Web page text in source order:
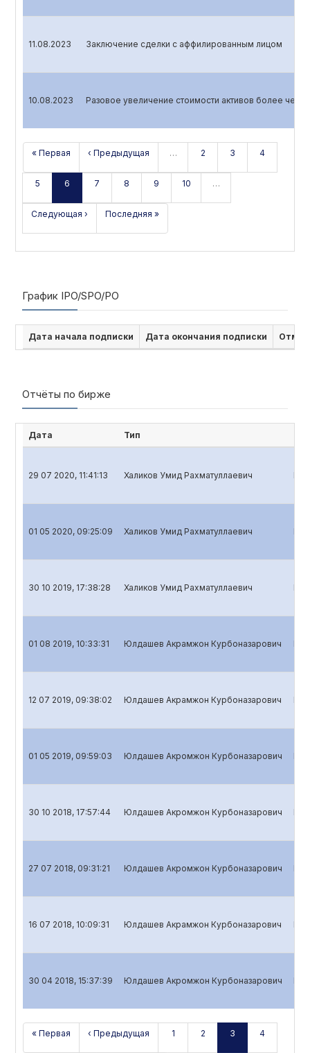
11.08.2023 Заключение сделки с аффилированным лицом
10.08.2023 Разовое увеличение стоимости активов более чем
« Первая ‹ Предыдущая … 2 3 4
5 6 7 8 9 10 …
Следующая › Последняя »
График IPO/SPO/PO
Дата начала подписки Дата окончания подписки
Отчёты по бирже
Дата Тип
29 07 2020, 11:41:13 Халиков Умид Рахматуллаевич
01 05 2020, 09:25:09 Халиков Умид Рахматуллаевич
30 10 2019, 17:38:28 Халиков Умид Рахматуллаевич
01 08 2019, 10:33:31 Юлдашев Акрамжон Курбоназарович
12 07 2019, 09:38:02 Юлдашев Акрамжон Курбоназарович
01 05 2019, 09:59:03 Юлдашев Акромжон Курбоназарович
30 10 2018, 17:57:44 Юлдашев Акромжон Курбоназарович
27 07 2018, 09:31:21 Юлдашев Акромжон Курбоназарович
16 07 2018, 10:09:31 Юлдашев Акрамжон Курбоназарович
30 04 2018, 15:37:39 Юлдашев Акромжон Курбоназарович
« Первая ‹ Предыдущая 1 2 3 4